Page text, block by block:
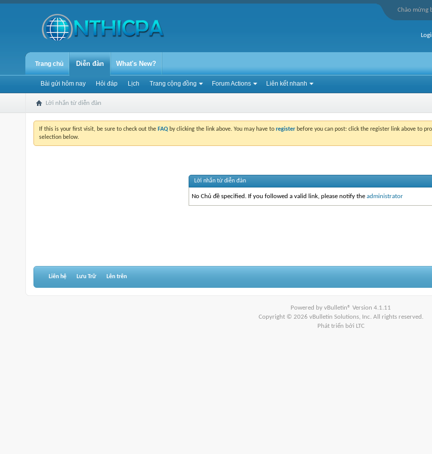
Chào mừng
Trang chủ Diễn đàn
Bài gửi hôm nay Hỏi đáp Lịch Trang cộng đồng Forum Actions Liên kết nhanh
What's New?
Lời nhắn từ diễn đàn
If this is your first visit, be sure to check out the FAQ by clicking the link above. You may have to register before you can post: click the register link above to
selection below.
Lời nhắn từ diễn đàn
No Chủ đề specified. If you followed a valid link, please notify the administrator
Liên hệ Lưu Trữ Lên trên
Powered by vBulletin® Version 4.1.11
Copyright © 2026 vBulletin Solutions, Inc. All rights reserved.
Phát triển bởi LTC